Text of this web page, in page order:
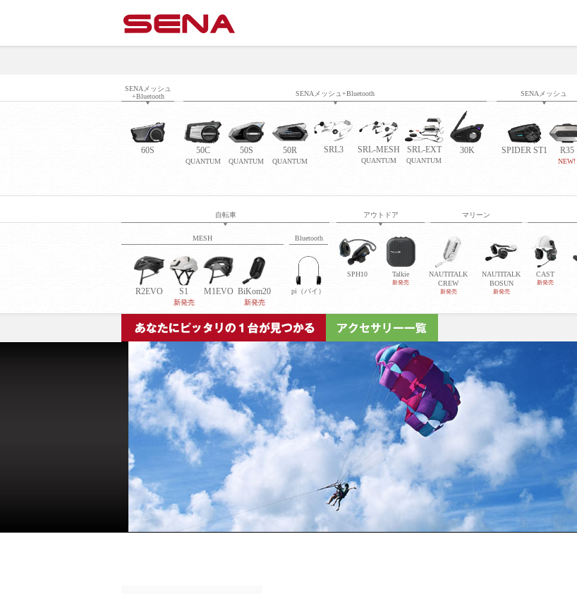
SENAメッシュ
+Bluetooth
SENAメッシュ+Bluetooth SENAメッシュ
60S 50C
QUANTUM
50S
QUANTUM
50R
QUANTUM
SRL3 SRL-MESH
QUANTUM
SRL-EXT
QUANTUM
30K SPIDER ST1 R35
NEW!
自転車 アウトドア マリーン
MESH
R2EVO S1
新発売
M1EVO BiKom20
新発売
Bluetooth
pi（パイ）
SPH10 Talkie
新発売
NAUTITALK
CREW
新発売
NAUTITALK
BOSUN
新発売
CAST
新発売